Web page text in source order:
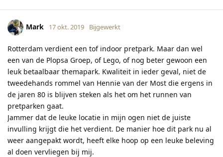
Mark 17 okt. 2019 Bijgewerkt
Rotterdam verdient een tof indoor pretpark. Maar dan wel
een van de Plopsa Groep, of Lego, of nog beter gewoon een
leuk betaalbaar themapark. Kwaliteit in ieder geval, niet de
tweedehands rommel van Hennie van der Most die ergens in
de jaren 80 is blijven steken als het om het runnen van
pretparken gaat.
Jammer dat de leuke locatie in mijn ogen niet de juiste
invulling krijgt die het verdient. De manier hoe dit park nu al
weer aangepakt wordt, heeft elke hoop op een leuke beleving
al doen vervliegen bij mij.